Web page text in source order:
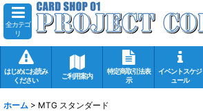
全カテゴ
リ
はじめにお読み
ください
ご利用案内
特定商取引法表
示
イベントスケジ
ュール
ホーム > MTG スタンダード